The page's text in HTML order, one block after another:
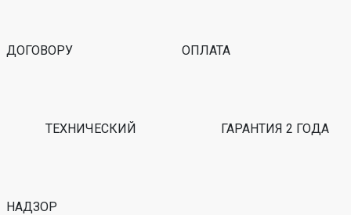
ДОГОВОРУ ОПЛАТА
ТЕХНИЧЕСКИЙ
НАДЗОР
ГАРАНТИЯ 2 ГОДА